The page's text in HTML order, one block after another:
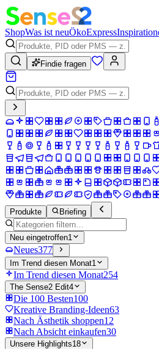
ShopWas ist neuÖkoExpress
Findie fragen
Produkte Briefing
Neu eingetroffen1
Neues377
Im Trend diesen Monat1
Im Trend diesen Monat254
The Sense2 Edit4
Die 100 Besten100
Kreative Branding-Ideen63
Nach Ästhetik shoppen12
Nach Absicht einkaufen30
Unsere Highlights18